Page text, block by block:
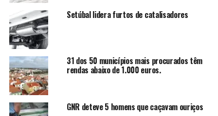
Setúbal lidera furtos de catalisadores
31 dos 50 municípios mais procurados têm
rendas abaixo de 1.000 euros.
GNR deteve 5 homens que caçavam ouriços